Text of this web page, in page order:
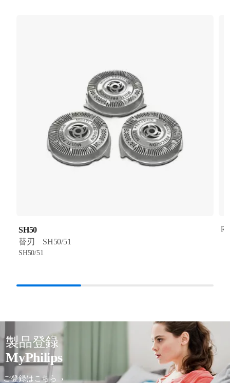
SH50
替刃 SH50/51
SH50/51
製品登録
MyPhilips
ご登録はこちら